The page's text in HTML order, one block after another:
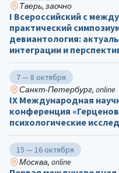
Тверь, заочно
I Всероссийский с
практический
девиантология:
интеграции и
7 — 8 октября
Санкт-Петербург, online
IX Международная
конференция
психологические
15 — 16 октября
Москва, online